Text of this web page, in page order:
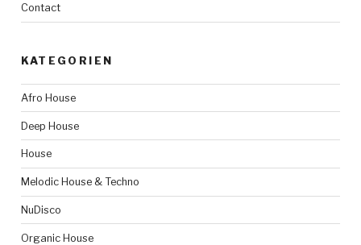
Contact
KATEGORIEN
Afro House
Deep House
House
Melodic House & Techno
NuDisco
Organic House